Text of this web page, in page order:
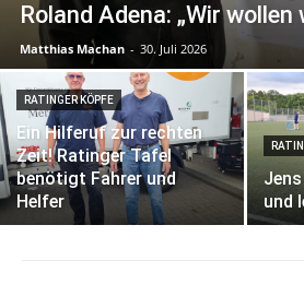
Roland Adena: „Wir
Matthias Machan - 30. Juli 2026
RATINGER KÖPFE
Ein Hilferuf zur rechten
Zeit! Ratinger Tafel
benötigt Fahrer und
Helfer
und